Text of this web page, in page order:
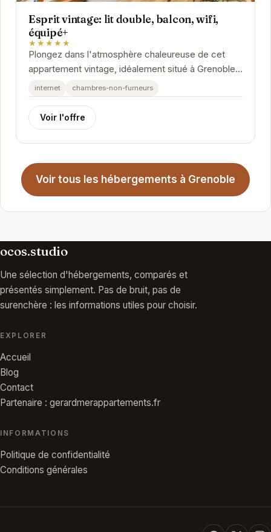
Esprit vintage: lit double, balcon, wifi,
équipé+
★★★★★
Plongez dans l'atmosphère chaleureuse de cet
appartement vintage, idéalement situé à Grenoble.
Le balcon offre un espace extérieur agréable,...
internet chambres-non-fumeurs
Voir l'offre
Voir tous les hébergements à Grenoble
ocos.studio
Une sélection d'hébergements, comparés et
présentés simplement. Pas de bruit, pas de
surenchère : les informations utiles pour choisir.
EXPLORER
Accueil
Blog
Contact
Partenaire : gerardmerappartements.fr
INFORMATIONS
Politique de confidentialité
Conditions générales